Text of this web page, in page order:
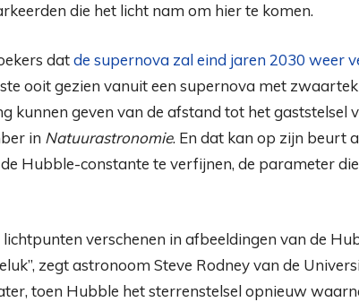
die het licht nam om hier te komen.
datde supernova zal eind jaren 2030 weer
ooit gezien vanuit een supernova met
kunnen geven van de afstand tot het gaststelsel
in Natuurastronomie. En dat kan op zijn beurt
Hubble-constante te verfijnen, de parameter
verschenen in afbeeldingen van de
zegt astronoom Steve Rodney van de
toen Hubble het sterrenstelsel opnieuw